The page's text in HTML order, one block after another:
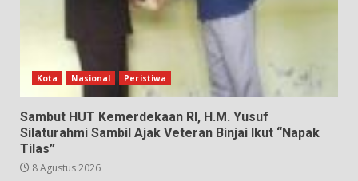
Kota Nasional Peristiwa
Sambut HUT Kemerdekaan RI, H.M. Yusuf
Silaturahmi Sambil Ajak Veteran Binjai Ikut “Napak
Tilas”
8 Agustus 2026